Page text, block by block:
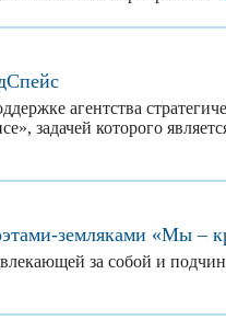
агентства
задачей которого
земляками «Мы –
за собой и